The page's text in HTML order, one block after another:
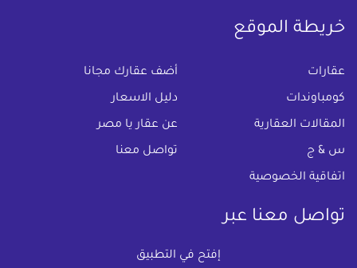
إفتح في التطبيق
خريطة الموقع
عقارات أضف عقارك مجانا
كومباوندات دليل الاسعار
المقالات العقارية عن عقار يا مصر
س & ج تواصل معنا
اتفاقية الخصوصية
تواصل معنا عبر
info@aqaryamasr.com